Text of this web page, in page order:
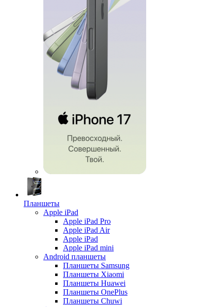
Планшеты
Apple iPad
Apple iPad Pro
Apple iPad Air
Apple iPad
Apple iPad mini
Android планшеты
Планшеты Samsung
Планшеты Xiaomi
Планшеты Huawei
Планшеты OnePlus
Планшеты Chuwi